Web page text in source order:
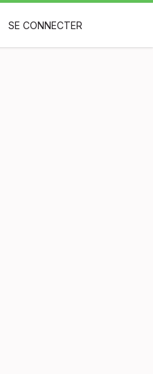
SE CONNECTER